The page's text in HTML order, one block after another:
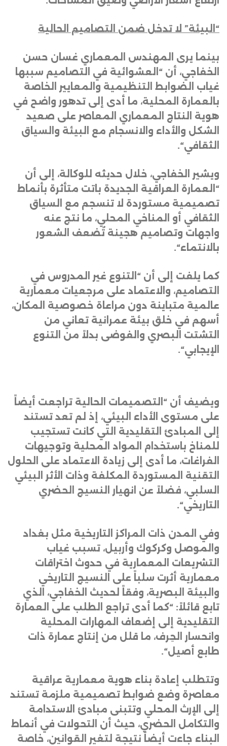
“ البيئة” لا تدخل ضمن التصاميم الحالية
بينما يرى المهندس المعماري غسان حسن
الخفاجي، أن “العشوائية في التصاميم سببها
غياب الضوابط التنظيمية والمعايير الخاصة
بالعمارة المحلية، ما أدى إلى تدهور واضح في
هوية النتاج المعماري المعاصر على صعيد
الشكل والأداء والانسجام مع البيئة والسياق
الثقافي“.
ويشير الخفاجي، خلال حديثه للوكالة، إلى أن
“العمارة العراقية الجديدة باتت متأثرة بأنماط
تصميمية مستوردة لا تنسجم مع السياق
الثقافي أو المناخي المحلي، ما نتج عنه
واجهات وتصاميم هجينة تُضعف الشعور
بالانتماء“.
كما يلفت إلى أن “التنوع غير المدروس في
التصاميم، والاعتماد على مرجعيات معمارية
عالمية متباينة دون مراعاة خصوصية المكان،
أسهم في خلق بيئة عمرانية تعاني من
التشتت البصري والفوضى بدلاً من التنوع
الإيجابي“.
ويضيف أن “التصميمات الحالية تراجعت أيضاً
على مستوى الأداء البيئي، إذ لم تعد تستند
إلى المبادئ التقليدية التي كانت تستجيب
للمناخ باستخدام المواد المحلية وتوجيهات
الفراغات، ما أدى إلى زيادة الاعتماد على الحلول
التقنية المستوردة المكلفة وذات الأثر البيئي
السلبي، فضلاً عن انهيار النسيج الحضري
التاريخي“.
وفي المدن ذات المراكز التاريخية مثل بغداد
والموصل وكركوك وأربيل، تسبب غياب
التشريعات المعمارية في حدوث اختراقات
معمارية أثرت سلباً على النسيج التاريخي
والبيئة البصرية، وفقاً لحديث الخفاجي، الذي
تابع قائلاً: “كما أدى تراجع الطلب على العمارة
التقليدية إلى إضعاف المهارات المحلية
وانحسار الحِرف، ما قلل من إنتاج عمارة ذات
طابع أصيل“.
وتتطلب إعادة بناء هوية معمارية عراقية
معاصرة وضع ضوابط تصميمية ملزمة تستند
إلى الإرث المحلي وتتبنى مبادئ الاستدامة
والتكامل الحضري، حيث أن التحولات في أنماط
البناء جاءت أيضاً نتيجة لتغير القوانين، خاصة